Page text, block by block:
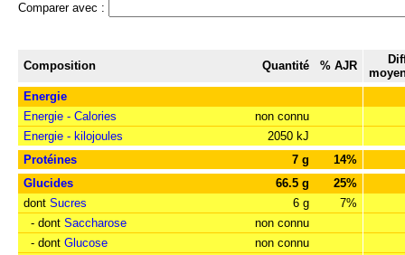
Comparer avec :
Composition Quantité % AJR
Energie
Energie - Calories
non connu
Energie - kilojoules
2050 kJ
Protéines
7 g
14%
Glucides
66.5 g
25%
dont Sucres 6 g
7%
- dont Saccharose
non connu
- dont Glucose
non connu